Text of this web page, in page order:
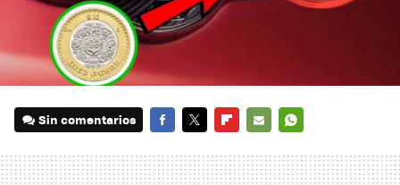
Sin comentarios
MAIL